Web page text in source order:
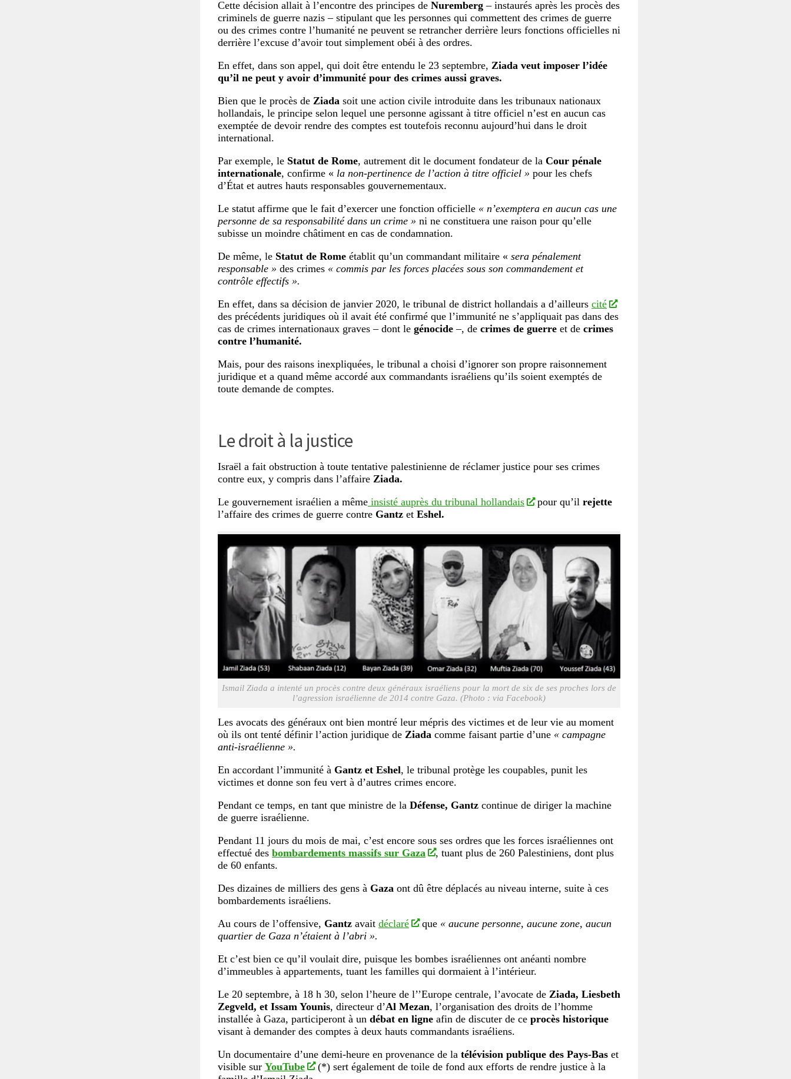
Cette décision allait à l’encontre des principes de Nuremberg – instaurés après les procès des
criminels de guerre nazis – stipulant que les personnes qui commettent des crimes de guerre
ou des crimes contre l’humanité ne peuvent se retrancher derrière leurs fonctions officielles ni
derrière l’excuse d’avoir tout simplement obéi à des ordres.
En effet, dans son appel, qui doit être entendu le 23 septembre, Ziada veut imposer l’idée
qu’il ne peut y avoir d’immunité pour des crimes aussi graves.
Bien que le procès de Ziada soit une action civile introduite dans les tribunaux nationaux
hollandais, le principe selon lequel une personne agissant à titre officiel n’est en aucun cas
exemptée de devoir rendre des comptes est toutefois reconnu aujourd’hui dans le droit
international.
Par exemple, le Statut de Rome, autrement dit le document fondateur de la Cour pénale
internationale, confirme « la non-pertinence de l’action à titre officiel » pour les chefs
d’État et autres hauts responsables gouvernementaux.
Le statut affirme que le fait d’exercer une fonction officielle « n’exemptera en aucun cas une
personne de sa responsabilité dans un crime » ni ne constituera une raison pour qu’elle
subisse un moindre châtiment en cas de condamnation.
De même, le Statut de Rome établit qu’un commandant militaire « sera pénalement
responsable » des crimes « commis par les forces placées sous son commandement et
contrôle effectifs ».
En effet, dans sa décision de janvier 2020, le tribunal de district hollandais a d’ailleurs cité
des précédents juridiques où il avait été confirmé que l’immunité ne s’appliquait pas dans des
cas de crimes internationaux graves – dont le génocide –, de crimes de guerre et de crimes
contre l’humanité.
Mais, pour des raisons inexpliquées, le tribunal a choisi d’ignorer son propre raisonnement
juridique et a quand même accordé aux commandants israéliens qu’ils soient exemptés de
toute demande de comptes.
Le droit à la justice
Israël a fait obstruction à toute tentative palestinienne de réclamer justice pour ses crimes
contre eux, y compris dans l’affaire Ziada.
Le gouvernement israélien a même insisté auprès du tribunal hollandais pour qu’il rejette
l’affaire des crimes de guerre contre Gantz et Eshel.
Ismail Ziada a intenté un procès contre deux généraux israéliens pour la mort de six de ses proches lors de
l’agression israélienne de 2014 contre Gaza. (Photo : via Facebook)
Les avocats des généraux ont bien montré leur mépris des victimes et de leur vie au moment
où ils ont tenté définir l’action juridique de Ziada comme faisant partie d’une « campagne
anti-israélienne ».
En accordant l’immunité à Gantz et Eshel, le tribunal protège les coupables, punit les
victimes et donne son feu vert à d’autres crimes encore.
Pendant ce temps, en tant que ministre de la Défense, Gantz continue de diriger la machine
de guerre israélienne.
Pendant 11 jours du mois de mai, c’est encore sous ses ordres que les forces israéliennes ont
effectué des bombardements massifs sur Gaza
, tuant plus de 260 Palestiniens, dont plus
de 60 enfants.
Des dizaines de milliers des gens à Gaza ont dû être déplacés au niveau interne, suite à ces
bombardements israéliens.
Au cours de l’offensive, Gantz avait déclaré que « aucune personne, aucune zone, aucun
quartier de Gaza n’étaient à l’abri ».
Et c’est bien ce qu’il voulait dire, puisque les bombes israéliennes ont anéanti nombre
d’immeubles à appartements, tuant les familles qui dormaient à l’intérieur.
Le 20 septembre, à 18 h 30, selon l’heure de l’’Europe centrale, l’avocate de Ziada, Liesbeth
Zegveld, et Issam Younis, directeur d’Al Mezan, l’organisation des droits de l’homme
installée à Gaza, participeront à un débat en ligne afin de discuter de ce procès historique
visant à demander des comptes à deux hauts commandants israéliens.
Un documentaire d’une demi-heure en provenance de la télévision publique des Pays-Bas et
visible sur YouTube
(*) sert également de toile de fond aux efforts de rendre justice à la